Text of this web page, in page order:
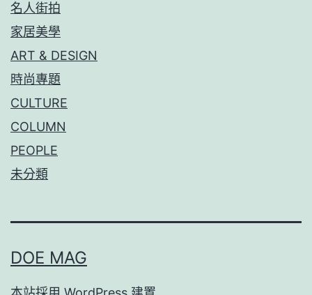
名人街拍
家居美學
ART & DESIGN
時尚專題
CULTURE
COLUMN
PEOPLE
未分類
DOE MAG